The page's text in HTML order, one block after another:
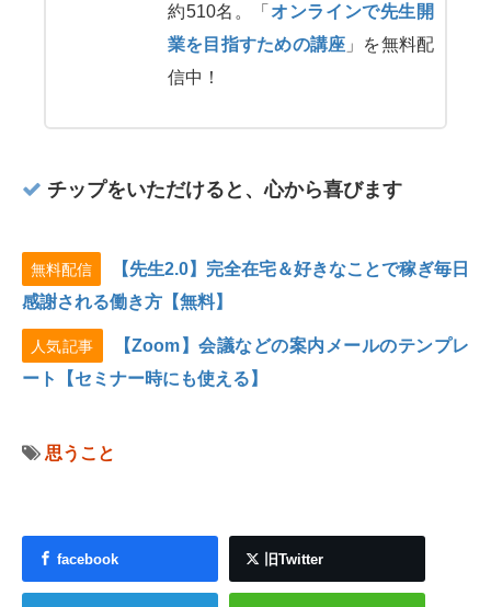
約510名。「 オンラインで先生開
業を目指すための講座 」を無料配
信中！
チップをいただけると、心から喜びます
無料配信
【先生2.0】完全在宅＆好きなことで稼ぎ毎日
感謝される働き方【無料】
人気記事
【Zoom】会議などの案内メールのテンプレ
ート【セミナー時にも使える】
思うこと
facebook 旧Twitter